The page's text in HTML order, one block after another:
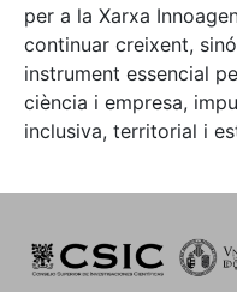
per a la Xarxa
continuar creixent,
instrument essencial
ciència i empresa,
inclusiva, territorial i